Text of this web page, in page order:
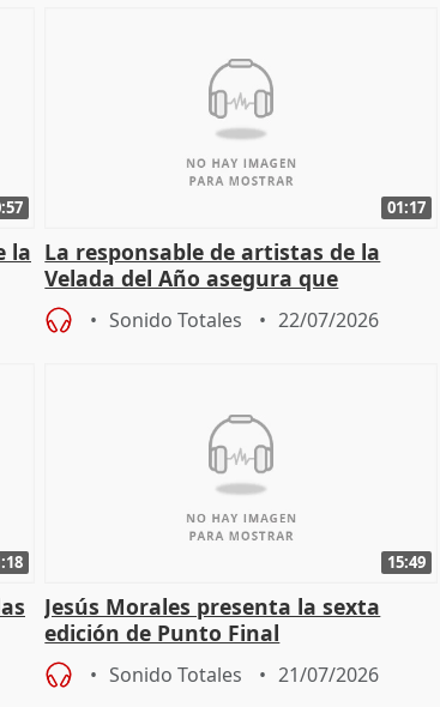
la
01:17
La responsable de artistas de la
Velada del Año asegura que
"Andalucía está muy presente" en la
cita
Sonido Totales 22/07/2026
15:49
Jesús Morales presenta la sexta
edición de Punto Final
Sonido Totales 21/07/2026